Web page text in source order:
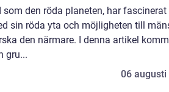
den röda planeten, har fascinerat
sin röda yta och möjligheten till
den närmare. I denna artikel
gru...
06 augusti